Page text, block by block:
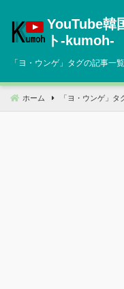
へ
動
YouTube韓
ト‐kumoh‐
「ヨ・ウンゲ」タグの記事一
ホーム 「 ヨ・ウンゲ」タ